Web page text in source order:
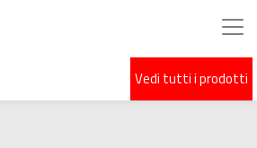
Vedi tutti i prodotti